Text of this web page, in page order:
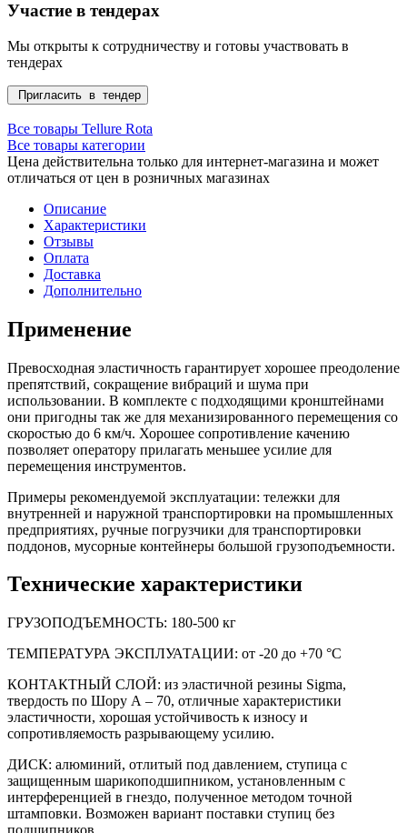
Участие в тендерах
Мы открыты к сотрудничеству и готовы участвовать в
тендерах
Пригласить в тендер
Все товары Tellure Rota
Все товары категории
Цена действительна только для интернет-магазина и может
отличаться от цен в розничных магазинах
Описание
Характеристики
Отзывы
Оплата
Доставка
Дополнительно
Применение
Превосходная эластичность гарантирует хорошее преодоление
препятствий, сокращение вибраций и шума при
использовании. В комплекте с подходящими кронштейнами
они пригодны так же для механизированного перемещения со
скоростью до 6 км/ч. Хорошее сопротивление качению
позволяет оператору прилагать меньшее усилие для
перемещения инструментов.
Примеры рекомендуемой эксплуатации: тележки для
внутренней и наружной транспортировки на промышленных
предприятиях, ручные погрузчики для транспортировки
поддонов, мусорные контейнеры большой грузоподъемности.
Технические характеристики
ГРУЗОПОДЪЕМНОСТЬ: 180-500 кг
ТЕМПЕРАТУРА ЭКСПЛУАТАЦИИ: от -20 до +70 °С
КОНТАКТНЫЙ СЛОЙ: из эластичной резины Sigma,
твердость по Шору А – 70, отличные характеристики
эластичности, хорошая устойчивость к износу и
сопротивляемость разрывающему усилию.
ДИСК: алюминий, отлитый под давлением, ступица с
защищенным шарикоподшипником, установленным с
интерференцией в гнездо, полученное методом точной
штамповки. Возможен вариант поставки ступиц без